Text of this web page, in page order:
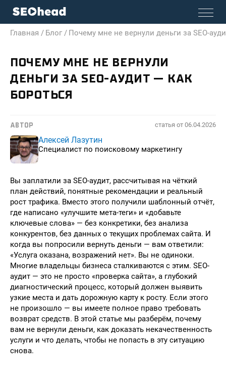
Главная / Блог / Почему мне не вернули деньги за SEO-
ПОЧЕМУ МНЕ НЕ ВЕРНУЛИ
ДЕНЬГИ ЗА SEO-АУДИТ — КАК
БОРОТЬСЯ
АВТОР статья от 06.04.2026
Алексей Лазутин
Специалист по поисковому маркетингу
Вы заплатили за SEO-аудит, рассчитывая на чёткий
план действий, понятные рекомендации и реальный
рост трафика. Вместо этого получили шаблонный отчёт,
где написано «улучшите мета-теги» и «добавьте
ключевые слова» — без конкретики, без анализа
конкурентов, без данных о текущих проблемах сайта. И
когда вы попросили вернуть деньги — вам ответили:
«Услуга оказана, возражений нет». Вы не одиноки.
Многие владельцы бизнеса сталкиваются с этим. SEO-
аудит — это не просто «проверка сайта», а глубокий
диагностический процесс, который должен выявить
узкие места и дать дорожную карту к росту. Если этого
не произошло — вы имеете полное право требовать
возврат средств. В этой статье мы разберём, почему
вам не вернули деньги, как доказать некачественность
услуги и что делать, чтобы не попасть в эту ситуацию
снова.